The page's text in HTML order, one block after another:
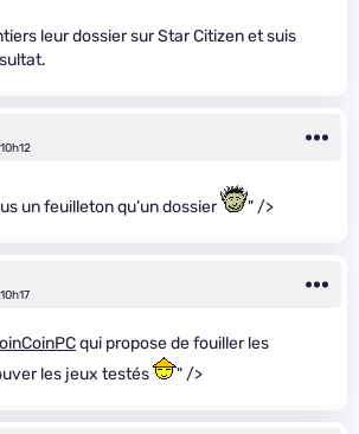
leur dossier sur Star Citizen et suis
un feuilleton qu’un dossier " />
qui propose de fouiller les
les jeux testés
" />